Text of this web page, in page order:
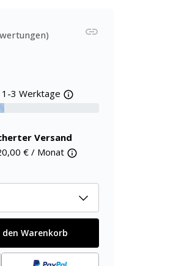
3 Werktage
Versand
€ / Monat
den Warenkorb